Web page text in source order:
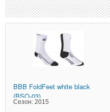
BBB FoldFeet white black
(BSO-03)
Сезон: 2015